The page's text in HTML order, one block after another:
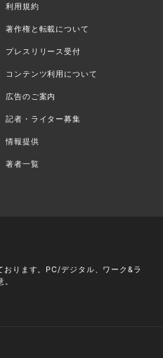
利用規約
著作権と転載について
プレスリリース受付
コンテンツ利用について
広告のご案内
記者・ライター募集
情報提供
著者一覧
ります。PC/デジタル、ワーク&ラ